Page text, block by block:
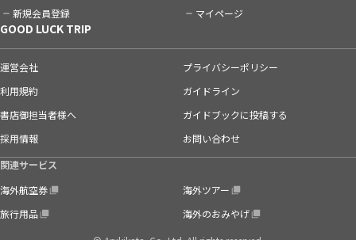
新規会員登録 マイページ
GOOD LUCK TRIP
運営会社
プライバシーポリシー
利用規約
ガイドライン
書店御担当者様へ
ガイドブックに投稿する
採用情報
お問い合わせ
関連サービス
海外航空券
海外ツアー
旅行用品
海外のおみやげ